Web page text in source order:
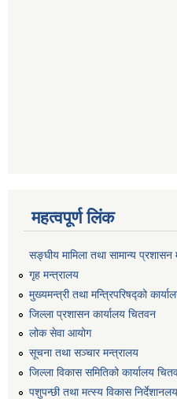
महत्वपूर्ण लिंक
सङ्‍घीय मामिला तथा सामान्य प्रशासन
गृह मन्त्रालय
मुख्यमन्त्री तथा मन्त्रिपरिषद्को
जिल्ला प्रशासन कार्यालय चितवन
लोक सेवा आयोग
सूचना तथा सञ्चार मन्त्रालय
जिल्ला विकास समितिको कार्यालय
पशुपन्छी तथा मत्स्य विकास